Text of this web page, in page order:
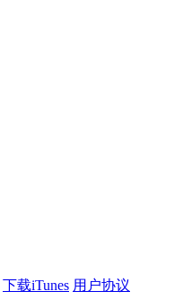
下载iTunes 用户协议